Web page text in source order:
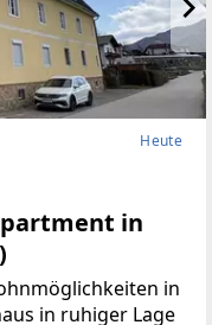
Heute
in
in
in ruhiger Lage